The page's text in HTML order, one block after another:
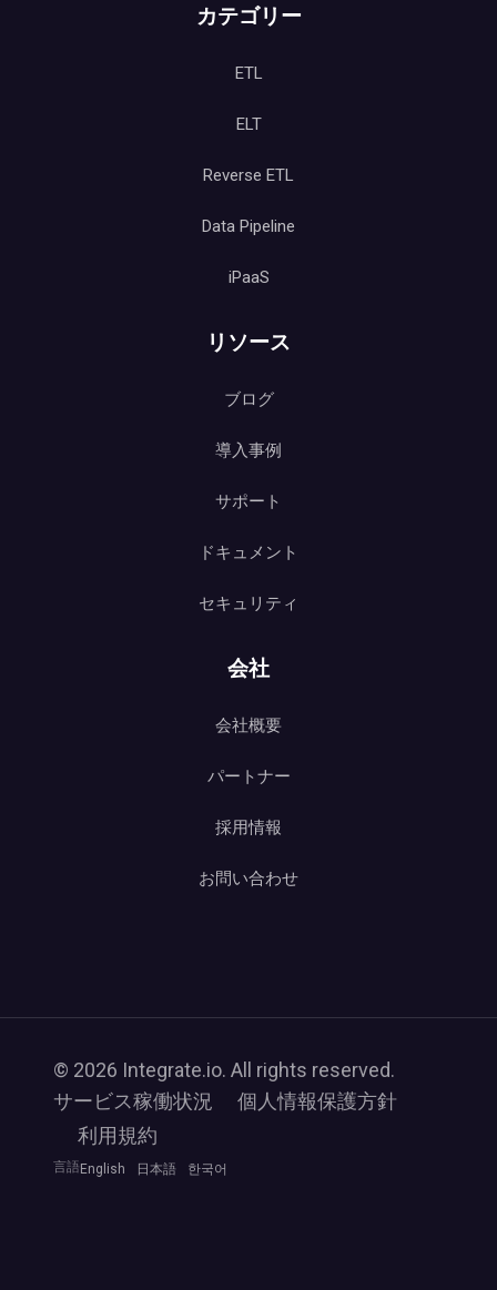
カテゴリー
ETL
ELT
Reverse ETL
Data Pipeline
iPaaS
リソース
ブログ
導入事例
サポート
ドキュメント
セキュリティ
会社
会社概要
パートナー
採用情報
お問い合わせ
© 2026 Integrate.io. All rights reserved.
サービス稼働状況
個人情報保護方針
利用規約
言語 English 日本語 한국어